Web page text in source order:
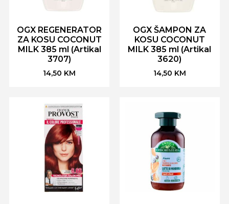
OGX REGENERATOR
ZA KOSU COCONUT
MILK 385 ml (Artikal
3707)
14,50 KM
OGX ŠAMPON ZA
KOSU COCONUT
MILK 385 ml (Artikal
3620)
14,50 KM